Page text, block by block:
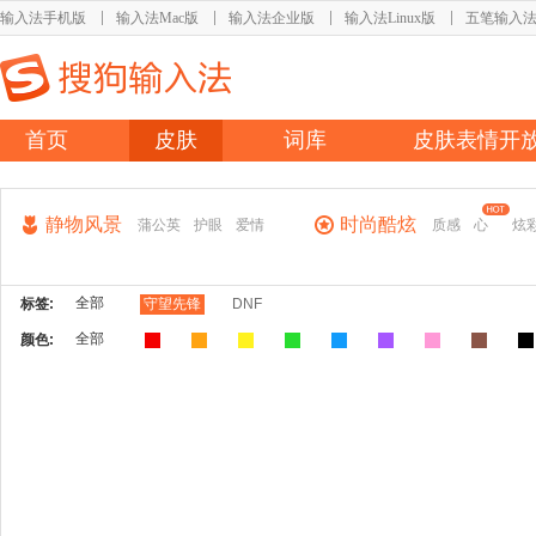
输入法手机版 输入法Mac版 输入法企业版 输入法Linux版 五笔输入法
首页 皮肤 词库 皮肤表情开
静物风景 蒲公英 护眼 爱情 时尚酷炫 质感 心 炫
标签: 全部 守望先锋 DNF
颜色: 全部